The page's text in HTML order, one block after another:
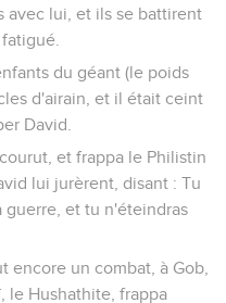
avec lui, et ils se battirent
du géant (le poids
d'airain, et il était ceint
David.
et frappa le Philistin
lui jurèrent, disant : Tu
guerre, et tu n'éteindras
encore un combat, à Gob,
le Hushathite, frappa